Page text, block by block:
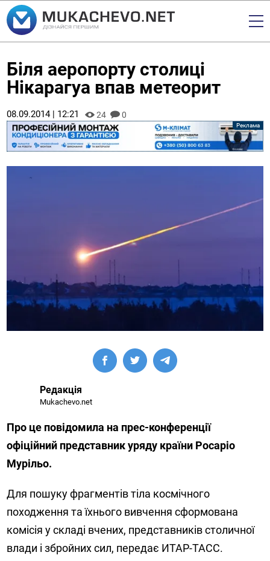
Біля аеропорту столиці
Нікарагуа впав метеорит
08.09.2014 | 12:21 24 0
Редакція
Mukachevo.net
Про це повідомила на прес-конференції
офіційний представник уряду країни Росаріо
Мурільо.
Для пошуку фрагментів тіла космічного
походження та їхнього вивчення сформована
комісія у складі вчених, представників столичної
влади і збройних сил, передає ИТАР-ТАСС.